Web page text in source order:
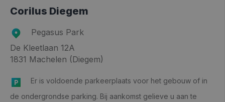
Corilus Diegem
Pegasus Park
De Kleetlaan 12A
1831 Machelen (Diegem)
Er is voldoende parkeerplaats voor het gebouw of in
de ondergrondse parking. Bij aankomst gelieve u aan te